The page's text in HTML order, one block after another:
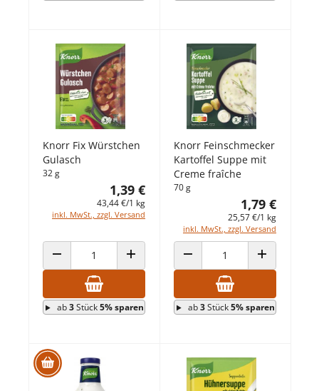
Knorr Fix Würstchen
Gulasch
32 g
1,39 €
43,44 €/1 kg
inkl. MwSt., zzgl. Versand
ANZAHL VERRINGERNANZAHL ERHÖHEN
ab3Stück5% sparen
Knorr Feinschmecker
Kartoffel Suppe mit
Creme fraîche
70 g
1,79 €
25,57 €/1 kg
inkl. MwSt., zzgl. Versand
ANZAHL VERRINGERNANZAHL
ab3Stück5% sparen